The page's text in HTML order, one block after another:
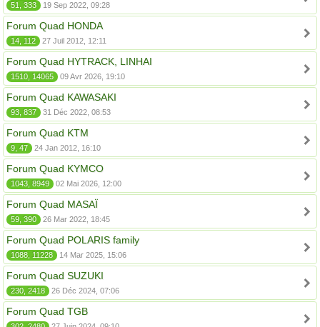
51, 333 19 Sep 2022, 09:28
Forum Quad HONDA
14, 112 27 Juil 2012, 12:11
Forum Quad HYTRACK, LINHAI
1510, 14065 09 Avr 2026, 19:10
Forum Quad KAWASAKI
93, 837 31 Déc 2022, 08:53
Forum Quad KTM
9, 47 24 Jan 2012, 16:10
Forum Quad KYMCO
1043, 8949 02 Mai 2026, 12:00
Forum Quad MASAÏ
59, 390 26 Mar 2022, 18:45
Forum Quad POLARIS family
1088, 11228 14 Mar 2025, 15:06
Forum Quad SUZUKI
230, 2418 26 Déc 2024, 07:06
Forum Quad TGB